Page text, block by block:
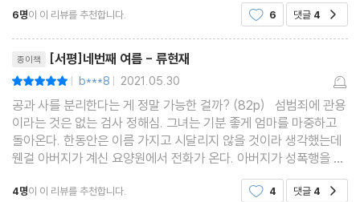
을까 해심은 여성 아동 범죄부 소속 검
6명이 이 리뷰를 추천합니다. 6 댓글 4
종이책 [서평]네번째 여름 - 류현재
| b***8 | 2021.05.30
공과 사를 분리한다는 게 정말 가능한 걸까? (82p) 섬범죄에 관용
이라는 것은 없는 검사 정해심. 그녀는 기분 좋게 엄마를 마중하고
돌아온다. 한동안은 이름 가지고 시달리지 않을 것이라 생각했는데
웬걸 아버지가 계신 요양원에서 전화가 온다. 아버지가 성폭행을 저
지르려고했다는 것이다. 이게 대체 무슨 일일까. 요양원에서 잡힌 아
버지. 사건은 목욕탕에서 일어났다고 했
4명이 이 리뷰를 추천합니다. 4 댓글 4